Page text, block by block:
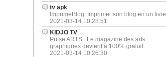
tv apk
ImprimeBlog, Imprimer son blog en un livre
2021-03-14 10:28:51
KIDJO TV
Pulse ARTS : Le magazine des arts
graphiques devient à 100% gratuit
2021-03-14 10:26:30